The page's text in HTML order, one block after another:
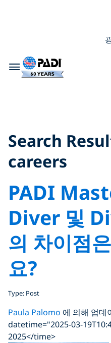
Toggle navigation
Search
careers
PADI
Diver 및
의 차이점
요?
Type: Post
Paula Palomo 에 의해 업데
datetime="2025-03-
2025</time>